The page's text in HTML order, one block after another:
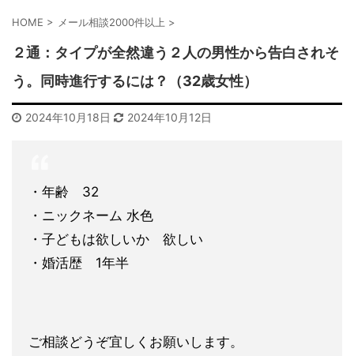
HOME > メール相談2000件以上 >
２通：タイプが全然違う２人の男性から告白されそ
う。同時進行するには？（32歳女性）
2024年10月18日 2024年10月12日
・年齢 32
・ニックネーム 水色
・子どもは欲しいか 欲しい
・婚活歴 1年半
ご相談どうぞ宜しくお願いします。